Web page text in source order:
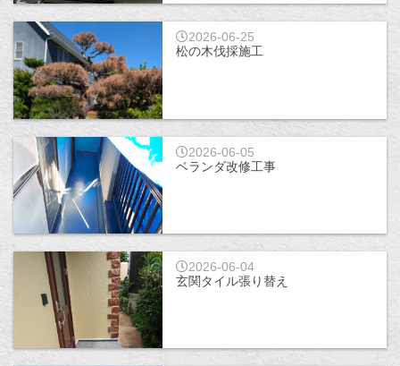
2026-06-25
松の木伐採施工
2026-06-05
ベランダ改修工事
2026-06-04
玄関タイル張り替え